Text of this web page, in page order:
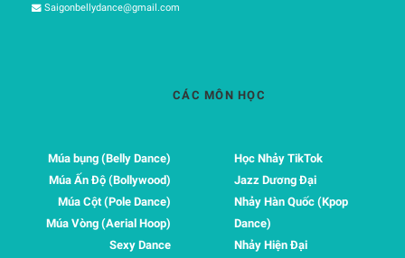
Saigonbellydance@gmail.com
CÁC MÔN HỌC
Múa bụng (Belly Dance)
Múa Ấn Độ (Bollywood)
Múa Cột (Pole Dance)
Múa Vòng (Aerial Hoop)
Sexy Dance
Học Nhảy TikTok
Jazz Dương Đại
Nhảy Hàn Quốc (Kpop
Dance)
Nhảy Hiện Đại